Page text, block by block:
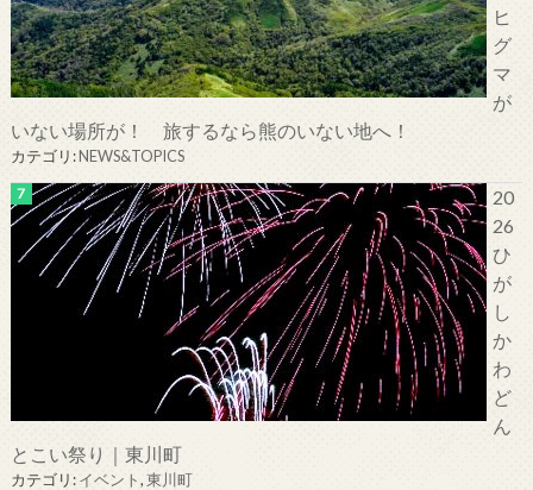
ヒ
グ
マ
が
いない場所が！ 旅するなら熊のいない地へ！
カテゴリ:NEWS&TOPICS
20
26
ひ
が
し
か
わ
ど
ん
とこい祭り｜東川町
カテゴリ:イベント,東川町